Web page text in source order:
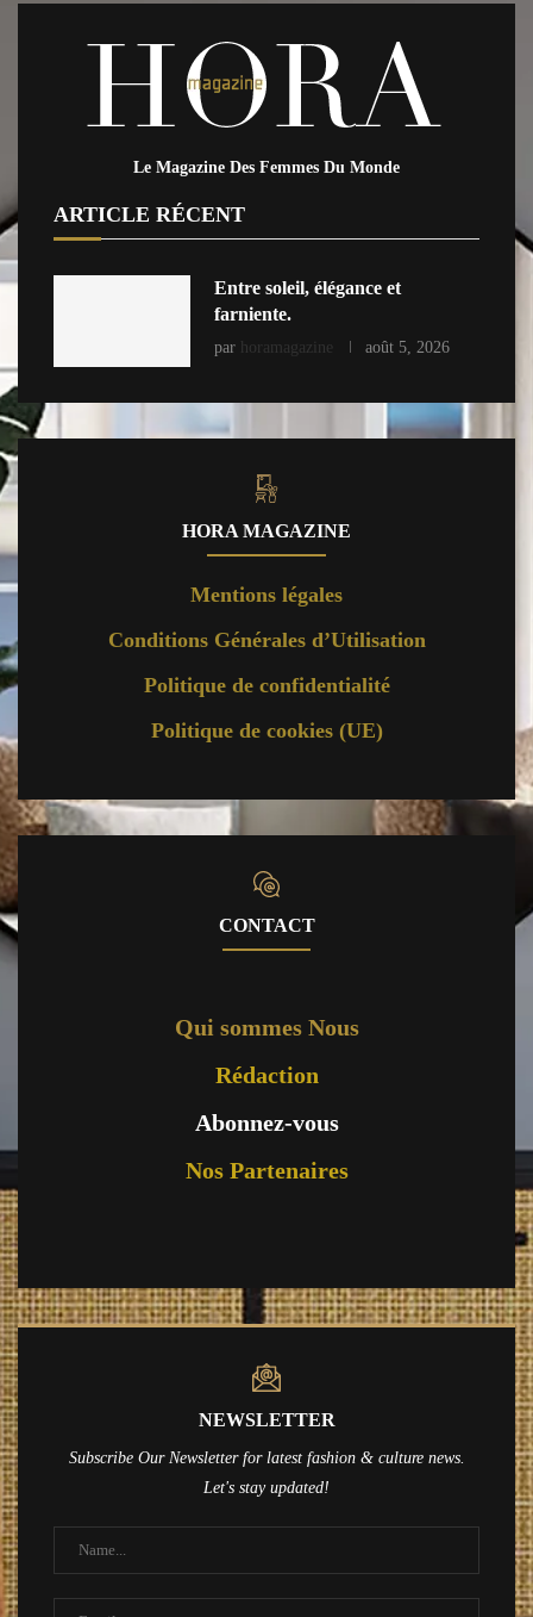
Le Magazine Des Femmes Du Monde
ARTICLE RÉCENT
Entre soleil, élégance et
farniente.
par horamagazine août 5, 2026
HORA MAGAZINE
Mentions légales
Conditions Générales d’Utilisation
Politique de confidentialité
Politique de cookies (UE)
CONTACT
Qui sommes Nous
Rédaction
Abonnez-vous
Nos Partenaires
NEWSLETTER
Subscribe Our Newsletter for latest fashion & culture news.
Let's stay updated!